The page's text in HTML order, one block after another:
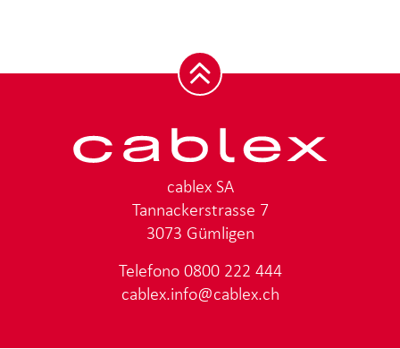
cablex SA
Tannackerstrasse 7
3073 Gümligen
Telefono 0800 222 444
cablex.info@cablex.ch